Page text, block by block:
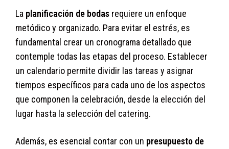
La planificación de bodas requiere un enfoque
metódico y organizado. Para evitar el estrés, es
fundamental crear un cronograma detallado que
contemple todas las etapas del proceso. Establecer
un calendario permite dividir las tareas y asignar
tiempos específicos para cada uno de los aspectos
que componen la celebración, desde la elección del
lugar hasta la selección del catering.
Además, es esencial contar con un presupuesto de